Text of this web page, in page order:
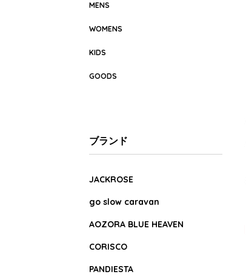
MENS
WOMENS
KIDS
GOODS
ブランド
JACKROSE
go slow caravan
AOZORA BLUE HEAVEN
CORISCO
PANDIESTA